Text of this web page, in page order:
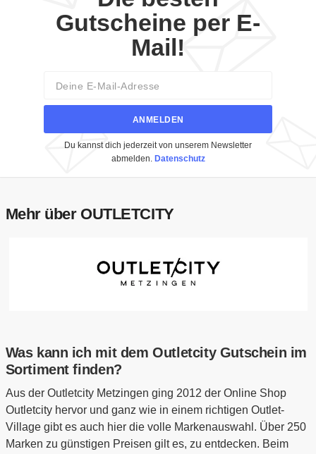
Gutscheine per E-
Mail!
ANMELDEN
Du kannst dich jederzeit von unserem Newsletter
abmelden. Datenschutz
Mehr über OUTLETCITY
Was kann ich mit dem Outletcity Gutschein im
Sortiment finden?
Aus der Outletcity Metzingen ging 2012 der Online Shop
Outletcity hervor und ganz wie in einem richtigen Outlet-
Village gibt es auch hier die volle Markenauswahl. Über 250
Marken zu günstigen Preisen gilt es, zu entdecken. Beim